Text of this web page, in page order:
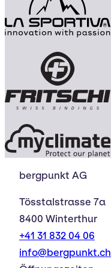
bergpunkt AG
Tösstalstrasse 7a
8400 Winterthur
+41 31 832 04 06
info@bergpunkt.ch